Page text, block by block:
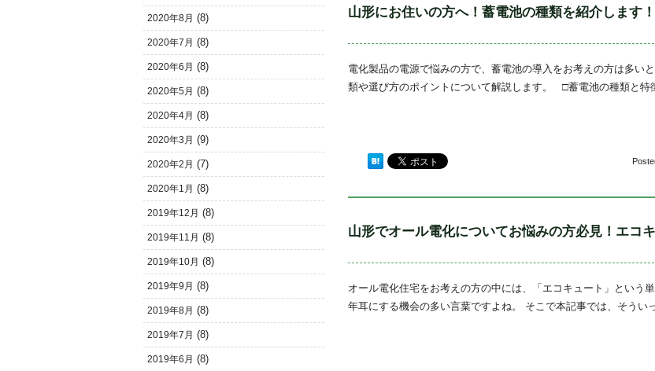
山形にお住いの方へ！蓄電池の種類を紹介します！
電化製品の電源で悩みの方で、蓄電池の導入をお考えの方は多い
類や選び方のポイントについて解説します。 □蓄電池の種類と
山形でオール電化についてお悩みの方必見！エコ
オール電化住宅をお考えの方の中には、「エコキュート」という
年耳にする機会の多い言葉ですよね。 そこで本記事では、そう
2020年8月 (8)
2020年7月 (8)
2020年6月 (8)
2020年5月 (8)
2020年4月 (8)
2020年3月 (9)
2020年2月 (7)
2020年1月 (8)
2019年12月 (8)
2019年11月 (8)
2019年10月 (8)
2019年9月 (8)
2019年8月 (8)
2019年7月 (8)
2019年6月 (8)